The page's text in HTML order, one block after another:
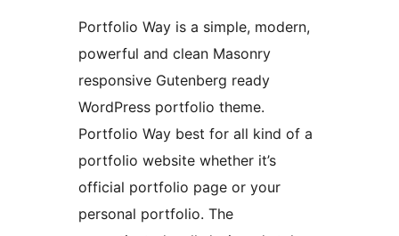
Portfolio Way is a simple, modern,
powerful and clean Masonry
responsive Gutenberg ready
WordPress portfolio theme.
Portfolio Way best for all kind of a
portfolio website whether it’s
official portfolio page or your
personal portfolio. The